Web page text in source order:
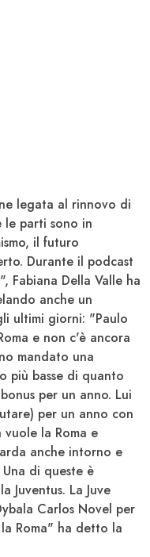
legata al rinnovo di
le parti sono in
il futuro
Durante il podcast
Fabiana Della Valle ha
anche un
ultimi giorni: "Paulo
e non c'è ancora
mandato una
più basse di quanto
per un anno. Lui
per un anno con
la Roma e
anche intorno e
di queste è
Juventus. La Juve
Carlos Novel per
Roma" ha detto la